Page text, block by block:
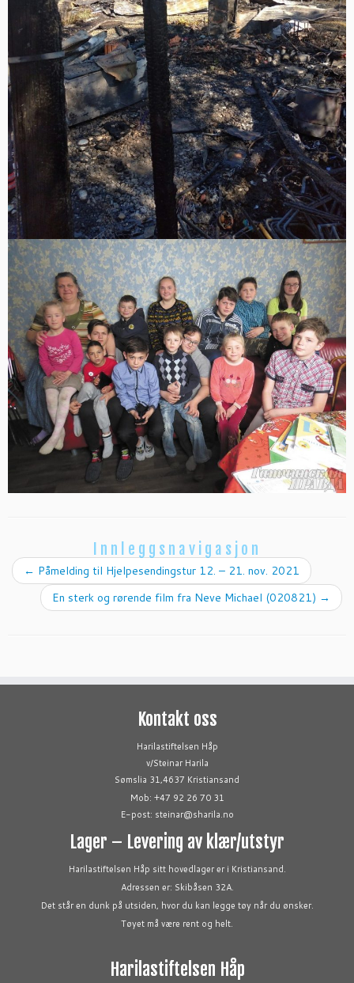
Innleggsnavigasjon
← Påmelding til Hjelpesendingstur 12. – 21. nov. 2021
En sterk og rørende film fra Neve Michael (020821) →
Kontakt oss
Harilastiftelsen Håp
v/Steinar Harila
Sømslia 31,4637 Kristiansand
Mob: +47 92 26 70 31
E-post: steinar@sharila.no
Lager – Levering av klær/utstyr
Harilastiftelsen Håp sitt hovedlager er i Kristiansand.
Adressen er: Skibåsen 32A.
Det står en dunk på utsiden, hvor du kan legge tøy når du ønsker.
Tøyet må være rent og helt.
Harilastiftelsen Håp